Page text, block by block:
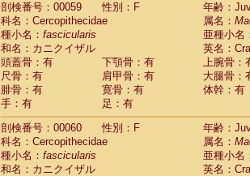
剖検番号：00059
性別：F
年齢：
科名：Cercopithecidae
属名：
種小名： fascicularis
亜種小名
和名：カニクイザル
英名：
頭蓋骨：有
下顎骨：有
上腕骨：
尺骨：有
肩甲骨：有
大腿骨：
腓骨：有
寛骨：有
体幹：有
手：有
足：有
剖検番号：00060
性別：F
年齢：
科名：Cercopithecidae
属名：
種小名： fascicularis
亜種小名
和名：カニクイザル
英名：